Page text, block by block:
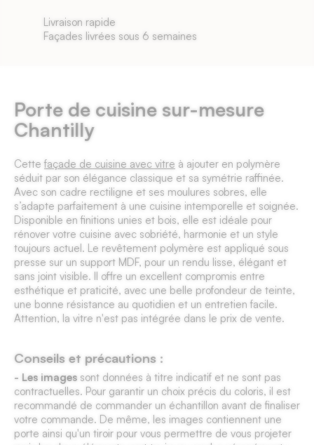
Livraison rapide
Façades livrées sous 6 semaines
Porte de cuisine sur-mesure
Chantilly
Cette façade de cuisine avec vitre à ajouter en polymère
séduit par son élégance classique et sa symétrie raffinée.
Avec son cadre rectiligne et ses moulures sobres, elle
s’adapte parfaitement à une cuisine intemporelle et soignée.
Disponible en finitions unies et bois, elle est idéale pour
rénover votre cuisine avec sobriété, harmonie et un style
toujours actuel. Le revêtement polymère est appliqué sous
presse sur un support MDF, pour un rendu lisse, élégant et
sans joint visible. Il offre un excellent compromis entre
esthétique et praticité, avec une belle profondeur de teinte,
une bonne résistance au quotidien et un entretien facile.
Attention, la vitre n'est pas intégrée dans le prix de vente.
Conseils et précautions :
- Les images sont données à titre indicatif et ne sont pas
contractuelles. Pour garantir un choix précis du coloris, il est
recommandé de commander un échantillon avant de finaliser
votre commande. De même, les images contiennent une
porte ainsi qu'un tiroir pour vous permettre de vous projeter